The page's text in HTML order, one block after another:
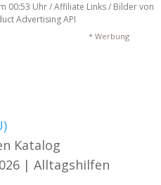
00:53 Uhr / Affiliate Links / Bilder von
Advertising API
* Werbung
Katalog
| Alltagshilfen